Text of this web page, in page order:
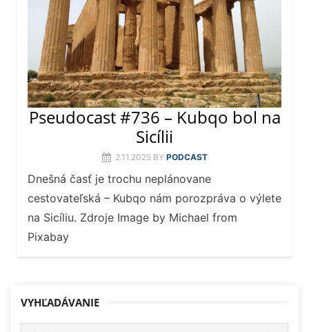
Pseudocast #736 – Kubqo bol na
Sicílii
2.11.2025 BY PODCAST
Dnešná časť je trochu neplánovane
cestovateľská – Kubqo nám porozpráva o výlete
na Sicíliu. Zdroje Image by Michael from
Pixabay
VYHĽADÁVANIE